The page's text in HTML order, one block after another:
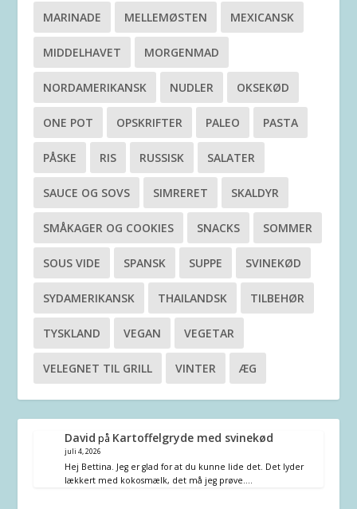
MARINADE MELLEMØSTEN MEXICANSK
MIDDELHAVET MORGENMAD
NORDAMERIKANSK NUDLER OKSEKØD
ONE POT OPSKRIFTER PALEO PASTA
PÅSKE RIS RUSSISK SALATER
SAUCE OG SOVS SIMRERET SKALDYR
SMÅKAGER OG COOKIES SNACKS SOMMER
SOUS VIDE SPANSK SUPPE SVINEKØD
SYDAMERIKANSK THAILANDSK TILBEHØR
TYSKLAND VEGAN VEGETAR
VELEGNET TIL GRILL VINTER ÆG
David på Kartoffelgryde med svinekød
juli 4, 2026
Hej Bettina. Jeg er glad for at du kunne lide det. Det lyder
lækkert med kokosmælk, det må jeg prøve.…